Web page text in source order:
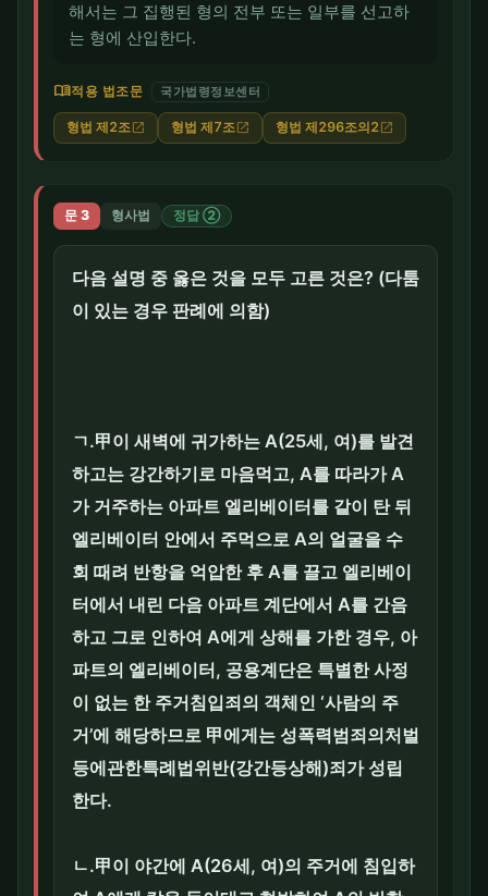
해서는 그 집행된 형의 전부 또는 일부를 선고하
는 형에 산입한다.
menu_book적용 법조문 국가법령정보센터
형법 제2조 open_in_new 형법 제7조 open_in_new 형법 제296조의2 open_in_new
문 3 형사법 정답 ②
다음 설명 중 옳은 것을 모두 고른 것은? (다툼
이 있는 경우 판례에 의함)
ㄱ.甲이 새벽에 귀가하는 A(25세, 여)를 발견
하고는 강간하기로 마음먹고, A를 따라가 A
가 거주하는 아파트 엘리베이터를 같이 탄 뒤
엘리베이터 안에서 주먹으로 A의 얼굴을 수
회 때려 반항을 억압한 후 A를 끌고 엘리베이
터에서 내린 다음 아파트 계단에서 A를 간음
하고 그로 인하여 A에게 상해를 가한 경우, 아
파트의 엘리베이터, 공용계단은 특별한 사정
이 없는 한 주거침입죄의 객체인 ‘사람의 주
거’에 해당하므로 甲에게는 성폭력범죄의처벌
등에관한특례법위반(강간등상해)죄가 성립
한다.
ㄴ.甲이 야간에 A(26세, 여)의 주거에 침입하